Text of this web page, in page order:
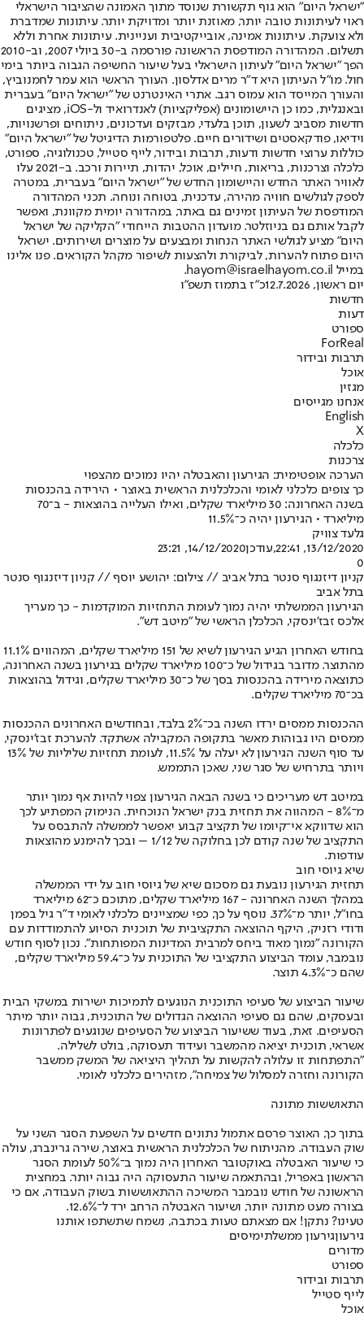
"ישראל היום" הוא גוף תקשורת שנוסד מתוך האמונה שהציבור הישראלי
ראוי לעיתונות טובה יותר, מאוזנת יותר ומדויקת יותר. עיתונות שמדברת
ולא צועקת. עיתונות אמינה, אובייקטיבית ועניינית. עיתונות אחרת וללא
תשלום. המהדורה המודפסת הראשונה פורסמה ב-30 ביולי 2007, וב-2010
הפך "ישראל היום" לעיתון הישראלי בעל שיעור החשיפה הגבוה ביותר בימי
חול. מו"ל העיתון היא ד"ר מרים אדלסון. העורך הראשי הוא עמר לחמנוביץ,
והעורך המייסד הוא עמוס רגב. אתרי האינטרנט של "ישראל היום" בעברית
ובאנגלית, כמו כן היישומונים (אפליקציות) לאנדרואיד ול-iOS, מציגים
חדשות מסביב לשעון, תוכן בלעדי, מבזקים ועדכונים, ניתוחים ופרשנויות,
וידיאו, פודקאסטים ושידורים חיים. פלטפורמות הדיגיטל של "ישראל היום"
כוללות ערוצי חדשות ודעות, תרבות ובידור, לייף סטייל, טכנולוגיה, ספורט,
כלכלה וצרכנות, בריאות, חיילים, אוכל, יהדות, תיירות ורכב. ב-2021 עלו
לאוויר האתר החדש והיישומון החדש של "ישראל היום" בעברית, במטרה
לספק לגולשים חוויה מהירה, עדכנית, בטוחה ונוחה. תכני המהדורה
המודפסת של העיתון זמינים גם באתר, במהדורה יומית מקוונת, ואפשר
לקבל אותם גם בניוזלטר. מועדון ההטבות הייחודי "הקליקה של ישראל
היום" מציע לגולשי האתר הנחות ומבצעים על מוצרים ושירותים. ישראל
היום פתוח להערות, לביקורת ולהצעות לשיפור מקהל הקוראים. פנו אלינו
במייל hayom@israelhayom.co.il.
יום ראשון, 12.7.2026
כ"ז בתמוז תשפ"ו
חדשות
דעות
ספורט
ForReal
תרבות ובידור
אוכל
מגזין
אנחנו מגייסים
English
X
כלכלה
צרכנות
הערכה אופטימית: הגירעון והאבטלה יהיו נמוכים מהצפוי
כך צופים כלכלני לאומי והכלכלנית הראשית באוצר • הירידה בהכנסות
בשנה האחרונה: 30 מיליארד שקלים, ואילו העלייה בהוצאות - ב־70
מיליארד • הגירעון יהיה כ־11.5%
גלעד צוויק
13/12/2020, 22:41
,עודכן14/12/2020, 23:21
0
קניון דיזנגוף סנטר בתל אביב // צילום: יהושע יוסף // קניון דיזנגוף סנטר
בתל אביב
הגירעון הממשלתי יהיה נמוך לעומת התחזיות המוקדמות - כך מעריך
אלכס זבז'ינסקי, הכלכלן הראשי של "מיטב דש".
בחודש האחרון הגיע הגירעון לשיא של 151 מיליארד שקלים, המהווים 11.1%
מהתוצר. מדובר בגידול של כ־100 מיליארד שקלים בגירעון בשנה האחרונה,
כתוצאה מירידה בהכנסות בסך של כ־30 מיליארד שקלים, וגידול בהוצאות
בכ־70 מיליארד שקלים.
ההכנסות ממסים ירדו השנה בכ־2% בלבד, ובחודשים האחרונים ההכנסות
ממסים היו גבוהות מאשר בתקופה המקבילה אשתקד. להערכת זבז'ינסקי,
עד סוף השנה הגירעון לא יעלה על 11.5%, לעומת תחזיות שליליות של 13%
ויותר בתרחיש של סגר שני, שאכן התממש.
במיטב דש מעריכים כי בשנה הבאה הגירעון צפוי להיות אף נמוך יותר
מ־8% - המהווה את תחזית בנק ישראל הנוכחית. הנימוק המפתיע לכך
הוא שדווקא אי־קיומו של תקציב קבוע יאפשר לממשלה להתבסס על
התקציב של שנה קודם לכן בחלוקה של 1/12 – ובכך להימנע מהוצאות
עודפות.
שיא גיוסי חוב
תחזית הגירעון נובעת גם מסכום שיא של גיוסי חוב על ידי הממשלה
במהלך השנה האחרונה - 167 מיליארד שקלים, מתוכם כ־62 מיליארד
בחו"ל, יותר מ־37%. נוסף על כך, כפי שמציינים כלכלני לאומי ד"ר גיל בפמן
ודודי רזניק, היקף ההוצאה התקציבית של תוכנית הסיוע להתמודדות עם
הקורונה "נמוך מאוד ביחס למרבית המדינות המפותחות". נכון לסוף חודש
נובמבר, עומד הביצוע התקציבי של התוכנית על כ־59.4 מיליארד שקלים,
שהם כ־4.3% תוצר.
שיעור הביצוע של סעיפי התוכנית הנוגעים לתמיכות ישירות במשקי הבית
ובעסקים, שהם גם סעיפי ההוצאה הגדולים של התוכנית, גבוה יותר מיתר
הסעיפים. זאת, בעוד ששיעור הביצוע של הסעיפים שנוגעים לפתרונות
אשראי, תוכנית יציאה מהמשבר ועידוד תעסוקה, בולט לשלילה.
"התפתחות זו עלולה להקשות על תהליך היציאה של המשק ממשבר
הקורונה וחזרה למסלול של צמיחה", מזהירים כלכלני לאומי.
התאוששות מתונה
בתוך כך, האוצר פרסם אתמול נתונים חדשים על השפעת הסגר השני על
שוק העבודה. מהניתוח של הכלכלנית הראשית באוצר, שירה גרינברג, עולה
כי שיעור האבטלה באוקטובר האחרון היה נמוך ב־50% לעומת הסגר
הראשון באפריל, ובהתאמה שיעור התעסוקה היה גבוה יותר. במחצית
הראשונה של חודש נובמבר המשיכה ההתאוששות בשוק העבודה, אם כי
בצורה מעט מתונה יותר, ושיעור האבטלה הרחב ירד ל־12.6%.
טעינו? נתקן! אם מצאתם טעות בכתבה, נשמח שתשתפו אותנו
גירעוןגירעון ממשלתימיסים
מדורים
ספורט
תרבות ובידור
לייף סטייל
אוכל